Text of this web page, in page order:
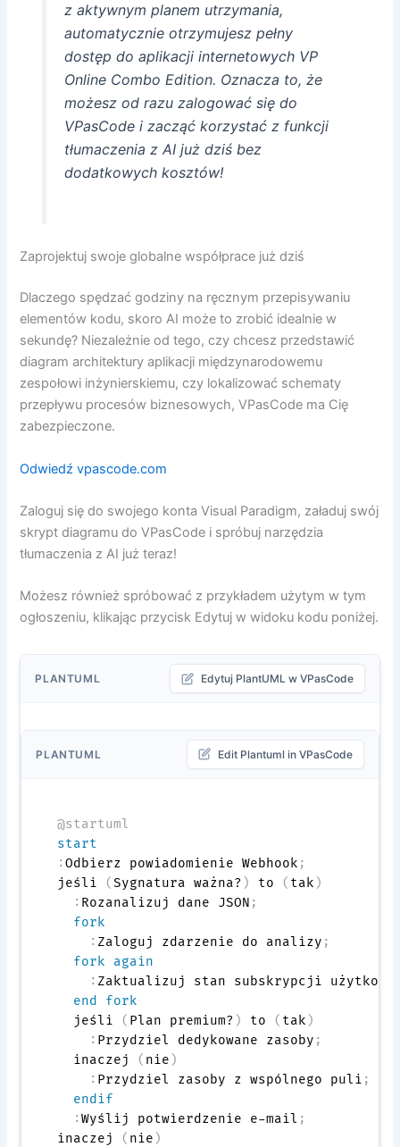
z aktywnym planem utrzymania,
automatycznie otrzymujesz pełny
dostęp do aplikacji internetowych VP
Online Combo Edition. Oznacza to, że
możesz od razu zalogować się do
VPasCode i zacząć korzystać z funkcji
tłumaczenia z AI już dziś bez
dodatkowych kosztów!
Zaprojektuj swoje globalne współprace już dziś
Dlaczego spędzać godziny na ręcznym przepisywaniu
elementów kodu, skoro AI może to zrobić idealnie w
sekundę? Niezależnie od tego, czy chcesz przedstawić
diagram architektury aplikacji międzynarodowemu
zespołowi inżynierskiemu, czy lokalizować schematy
przepływu procesów biznesowych, VPasCode ma Cię
zabezpieczone.
Odwiedź vpascode.com
Zaloguj się do swojego konta Visual Paradigm, załaduj swój
skrypt diagramu do VPasCode i spróbuj narzędzia
tłumaczenia z AI już teraz!
Możesz również spróbować z przykładem użytym w tym
ogłoszeniu, klikając przycisk Edytuj w widoku kodu poniżej.
PLANTUML Edytuj PlantUML w VPasCode
PLANTUML Edit Plantuml in VPasCode
@startuml
start
:Odbierz powiadomienie Webhook ;
jeśli (Sygnatura ważna? ) to ( tak )
: Rozanalizuj dane JSON ;
fork
: Zaloguj zdarzenie do analizy ;
fork again
: Zaktualizuj stan subskrypcji
end fork
  jeśli
( Plan premium? ) to ( tak )
: Przydziel dedykowane zasoby ;
  inaczej
( nie )
: Przydziel zasoby z wspólnego puli ;
endif
:Wyślij potwierdzenie e-mail ;
inaczej ( nie )